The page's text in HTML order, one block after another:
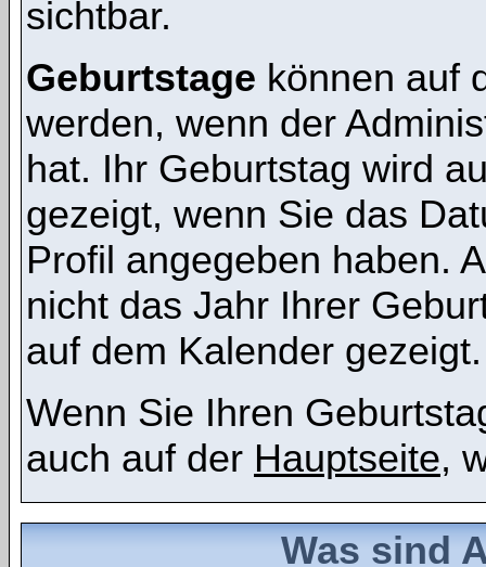
sichtbar.
Geburtstage können auf
werden, wenn der
hat. Ihr Geburtstag wird
gezeigt, wenn Sie das
Profil angegeben haben.
nicht das Jahr Ihrer
auf dem Kalender gezeigt.
Wenn Sie Ihren
auch auf der Hauptseite,
Was sind